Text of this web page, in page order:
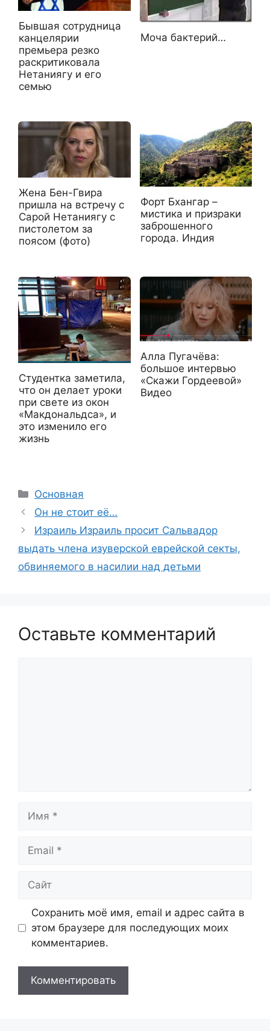
Бывшая сотрудница
канцелярии
премьера резко
раскритиковала
Нетаниягу и его
семью
Моча бактерий…
Жена Бен-Гвира
пришла на встречу с
Сарой Нетаниягу с
пистолетом за
поясом (фото)
Форт Бхангар –
мистика и призраки
заброшенного
города. Индия
Студентка заметила,
что он делает уроки
при свете из окон
«Макдональдса», и
это изменило его
жизнь
Алла Пугачёва:
большое интервью
«Скажи Гордеевой»
Видео
Рубрики
Основная
Он не стоит её…
Израиль Израиль просит Сальвадор
выдать члена изуверской еврейской секты,
обвиняемого в насилии над детьми
Оставьте комментарий
Имя
Email
Сайт
Сохранить моё имя, email и адрес сайта в
этом браузере для последующих моих
комментариев.